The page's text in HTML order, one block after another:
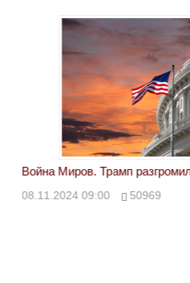
Война Миров. Трамп
08.11.2024 09:00 50969